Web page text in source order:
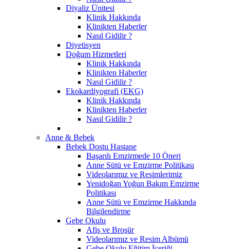
Diyaliz Ünitesi
Klinik Hakkında
Klinikten Haberler
Nasıl Gidilir ?
Diyetisyen
Doğum Hizmetleri
Klinik Hakkında
Klinikten Haberler
Nasıl Gidilir ?
Ekokardiyografi (EKG)
Klinik Hakkında
Klinikten Haberler
Nasıl Gidilir ?
Anne & Bebek
Bebek Dostu Hastane
Başarılı Emzirmede 10 Öneri
Anne Sütü ve Emzirme Politikası
Videolarımız ve Resimlerimiz
Yenidoğan Yoğun Bakım Emzirme
Politikası
Anne Sütü ve Emzirme Hakkında
Bilgilendirme
Gebe Okulu
Afiş ve Broşür
Videolarımız ve Resim Albümü